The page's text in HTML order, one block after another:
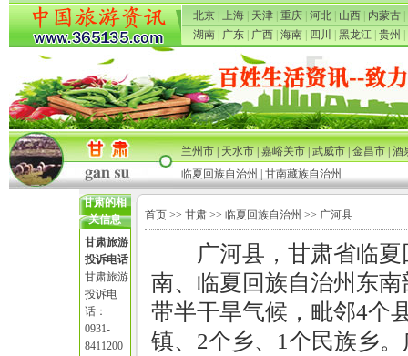
北京 上海 天津 重庆 河北 山西 内蒙古
湖南
广东 广西 海南 四川 黑龙江 贵州
兰州市|天水市|嘉峪关市|武威市|金昌市|酒
临夏回族自治州
甘南藏族自治州
甘肃的相
关信息
甘肃旅游
投诉电话
甘肃旅游
投诉电
话：
0931-
8411200
首页>> 甘肃>> 临夏回族自治州 >> 广河县
广河县，甘肃省临
南、临夏回族自治州东
带半干旱气候，毗邻4个
镇、2个乡、1个民族乡